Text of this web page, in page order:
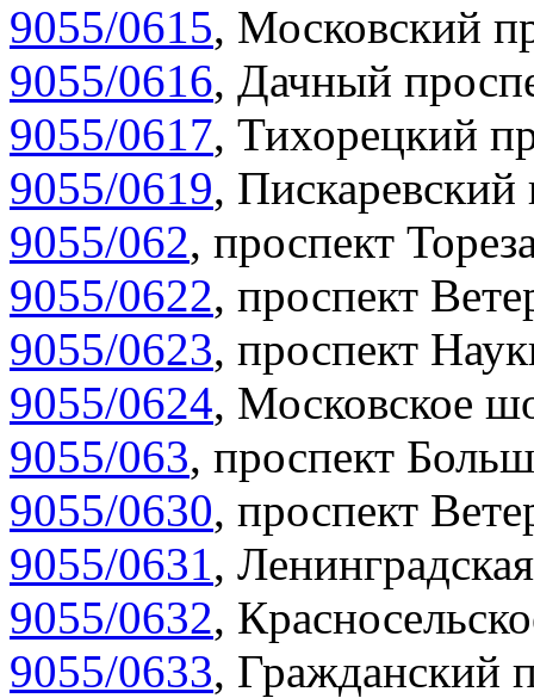
9055/0615, Московский
9055/0616, Дачный
9055/0617, Тихорецкий
9055/0619, Пискаревский
9055/062, проспект
9055/0622, проспект
9055/0623, проспект
9055/0624, Московское
9055/063, проспект
9055/0630, проспект
9055/0631,
9055/0632,
9055/0633, Гражданский